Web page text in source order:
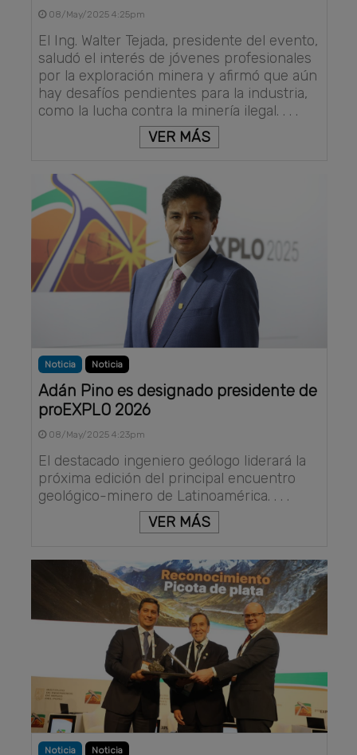
08/May/2025 4:25pm
El Ing. Walter Tejada, presidente del evento,
saludó el interés de jóvenes profesionales
por la exploración minera y afirmó que aún
hay desafíos pendientes para la industria,
como la lucha contra la minería ilegal. . . .
VER MÁS
Noticia Noticia
Adán Pino es designado presidente de
proEXPLO 2026
08/May/2025 4:23pm
El destacado ingeniero geólogo liderará la
próxima edición del principal encuentro
geológico-minero de Latinoamérica. . . .
VER MÁS
Noticia Noticia